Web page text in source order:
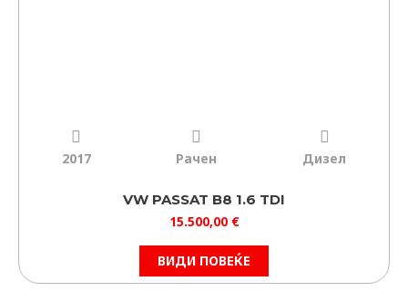
2017 Рачен Дизел
VW PASSAT B8 1.6 TDI
15.500,00 €
ВИДИ ПОВЕЌЕ